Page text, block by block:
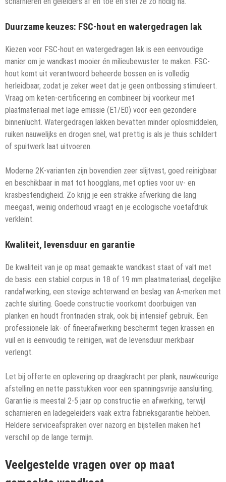
Duurzame keuzes: FSC-hout en watergedragen lak
Kiezen voor FSC-hout en watergedragen lak is een eenvoudige
manier om je wandkast mooier én milieubewuster te maken. FSC-
hout komt uit verantwoord beheerde bossen en is volledig
herleidbaar, zodat je zeker weet dat je geen ontbossing stimuleert.
Vraag om keten-certificering en combineer bij voorkeur met
plaatmateriaal met lage emissie (E1/E0) voor een gezondere
binnenlucht. Watergedragen lakken bevatten minder oplosmiddelen,
ruiken nauwelijks en drogen snel, wat prettig is als je thuis schildert
of spuitwerk laat uitvoeren.
Moderne 2K-varianten zijn bovendien zeer slijtvast, goed reinigbaar
en beschikbaar in mat tot hoogglans, met opties voor uv- en
krasbestendigheid. Zo krijg je een strakke afwerking die lang
meegaat, weinig onderhoud vraagt en je ecologische voetafdruk
verkleint.
Kwaliteit, levensduur en garantie
De kwaliteit van je op maat gemaakte wandkast staat of valt met
de basis: een stabiel corpus in 18 of 19 mm plaatmateriaal, degelijke
randafwerking, een stevige achterwand en beslag van A-merken met
zachte sluiting. Goede constructie voorkomt doorbuigen van
planken en houdt frontnaden strak, ook bij intensief gebruik. Een
professionele lak- of fineerafwerking beschermt tegen krassen en
vuil en is eenvoudig te reinigen, wat de levensduur merkbaar
verlengt.
Let bij offerte en oplevering op draagkracht per plank, nauwkeurige
afstelling en nette passtukken voor een spanningsvrije aansluiting.
Garantie is meestal 2-5 jaar op constructie en afwerking, terwijl
scharnieren en ladegeleiders vaak extra fabrieksgarantie hebben.
Heldere serviceafspraken over nazorg en bijstellen maken het
verschil op de lange termijn.
Veelgestelde vragen over op maat